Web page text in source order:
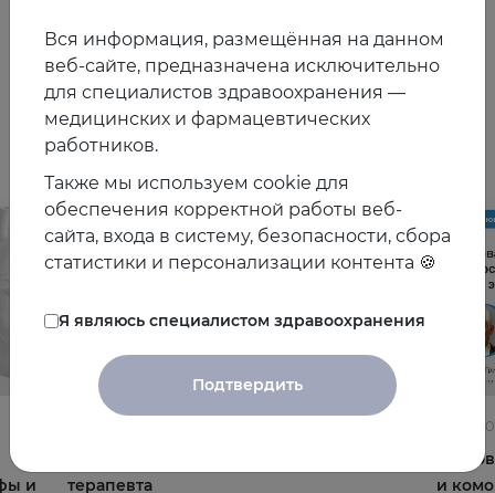
Другие видео
терапевта
и
и
Вся информация, размещённая на данном
веб-сайте, предназначена исключительно
для специалистов здравоохранения —
медицинских и фармацевтических
работников.
Также мы используем cookie для
обеспечения корректной работы веб-
сайта, входа в систему, безопасности, сбора
статистики и персонализации контента 🍪
Я являюсь специалистом здравоохранения
Подтвердить